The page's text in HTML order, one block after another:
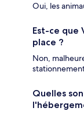
Oui, les
Est-ce que
place ?
Non,
Quelles